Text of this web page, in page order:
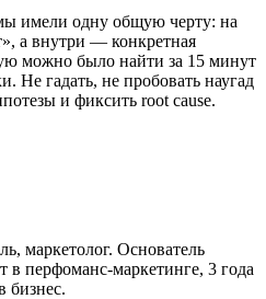
имели одну общую черту: на
а внутри — конкретная
можно было найти за 15 минут
Не гадать, не пробовать наугад
и фиксить root cause.
маркетолог. Основатель
в перфоманс-маркетинге, 3 года
бизнес.